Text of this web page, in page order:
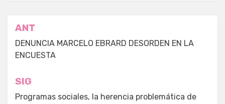
Navegación
de
entradas
ANT
DENUNCIA MARCELO EBRARD DESORDEN EN LA
ENCUESTA
SIG
Programas sociales, la herencia problemática de